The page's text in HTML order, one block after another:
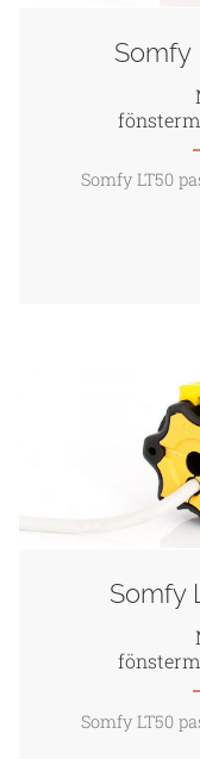
Somfy
Somfy LT50
Somfy
Somfy LT50